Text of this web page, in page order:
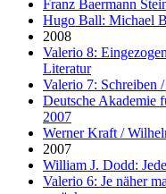
Franz Baermann
Hugo Ball: Michael
2008
Valerio 8:
Literatur
Valerio 7: Schreiben
Deutsche Akademie
2007
Werner Kraft /
2007
William J. Dodd:
Valerio 6: Je näher